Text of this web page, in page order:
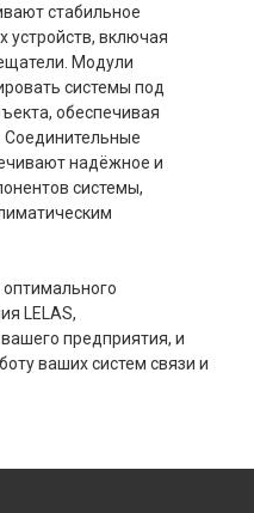
стабильное
устройств, включая
Модули
системы под
обеспечивая
Соединительные
надёжное и
системы,
LELAS,
предприятия, и
ваших систем связи и